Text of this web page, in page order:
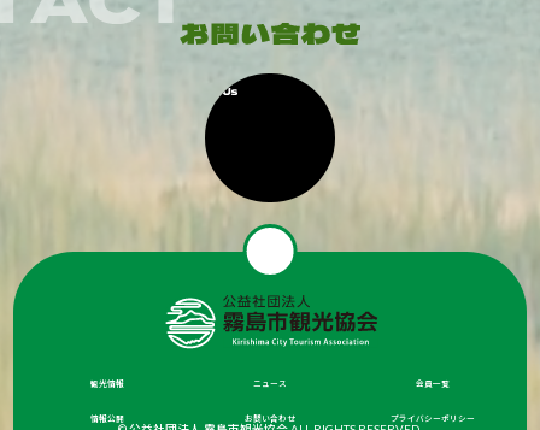
観光情報 ニュース 会員一覧
情報公開 お問い合わせ プライバシーポリシー